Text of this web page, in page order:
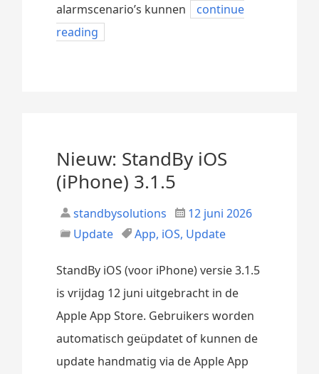
alarmscenario’s kunnen
continue
reading
Nieuw: StandBy iOS
(iPhone) 3.1.5
standbysolutions
12 juni 2026
Update
App, iOS, Update
StandBy iOS (voor iPhone) versie 3.1.5
is vrijdag 12 juni uitgebracht in de
Apple App Store. Gebruikers worden
automatisch geüpdatet of kunnen de
update handmatig via de Apple App